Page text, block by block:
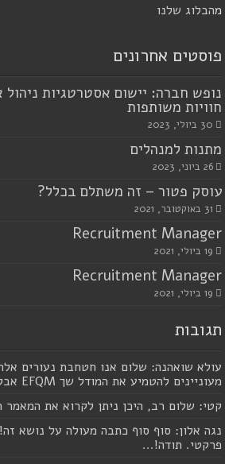
מהבלוג שלנו
פוסטים אחרונים
נופש חברה: יישום אסטרטגיות ניהול
חוויות משותפות
30 ביולי, 2023
מתנות למנהלים
26 ביוני, 2023
עוסק פטור – זה משתלם בכלל?
31 באוקטובר, 2021
Recruitment Manager
19 ביולי, 2021
Recruitment Manager
19 ביולי, 2021
תגובות
עולא שואהנה: שלום אנו חטחבת נעורים
מעוניינים להטמיע את המודל שך EFQM אבל...
קטי: שלום רב, היכן ניתן לקרוא את
נגה אלון: סוף סוף כתבה מעולה על נושא
פרקטי. תודה!...